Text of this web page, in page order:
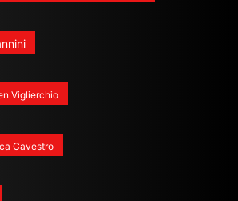
Viglierchio
Cavestro